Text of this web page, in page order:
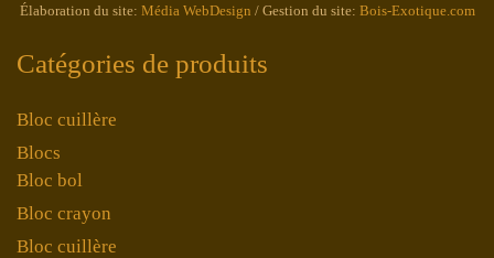
Élaboration du site: Média WebDesign / Gestion du site: Bois-Exotique.com
Catégories de produits
Bloc cuillère
Blocs
Bloc bol
Bloc crayon
Bloc cuillère